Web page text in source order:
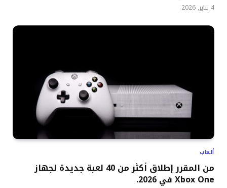
4 يناير, 2026
ألعاب
من المقرر إطلاق أكثر من 40 لعبة جديدة لجهاز
Xbox One في 2026.